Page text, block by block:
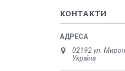
КОНТАКТИ
02192 ул.
Україна